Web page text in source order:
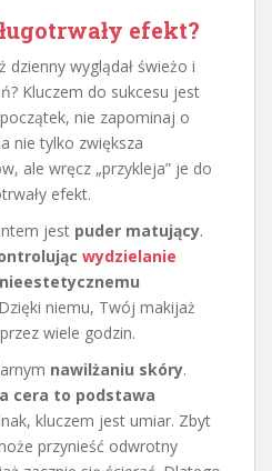
efekt?
dzienny wyglądał świeżo i
Kluczem do sukcesu jest
nie zapominaj o
nie tylko zwiększa
ale wręcz „przykleja” je do
efekt.
jest puder matujący.
wydzielanie
Dzięki niemu, Twój makijaż
wiele godzin.
nawilżaniu skóry.
cera to podstawa
kluczem jest umiar. Zbyt
przynieść odwrotny